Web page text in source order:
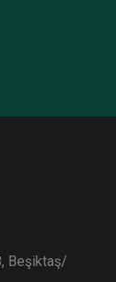
%40
Beşiktaş/